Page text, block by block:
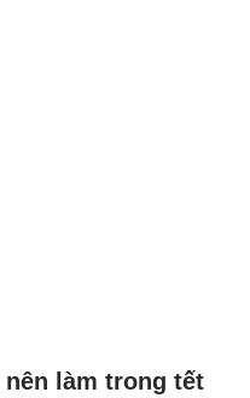
làm trong tết